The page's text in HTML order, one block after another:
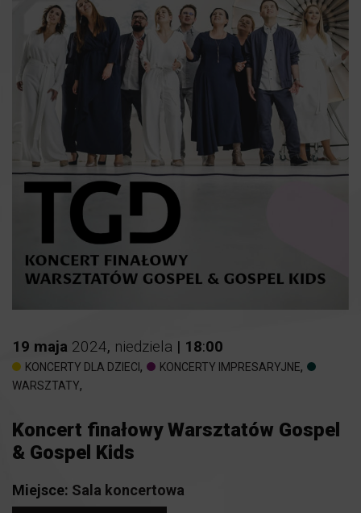
19 maja 2024, niedziela | 18:00
KONCERTY DLA DZIECI , KONCERTY IMPRESARYJNE,
WARSZTATY,
Koncert finałowy Warsztatów Gospel
& Gospel Kids
Miejsce: Sala koncertowa